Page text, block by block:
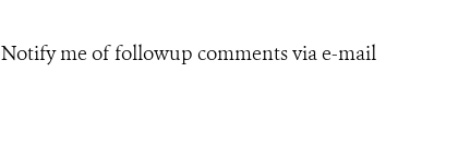
Notify me of followup comments via e-mail